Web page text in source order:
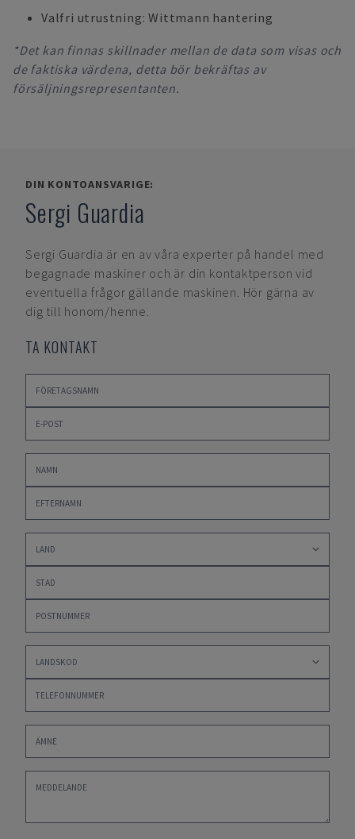
Valfri utrustning: Wittmann hantering
*Det kan finnas skillnader mellan de data som visas och
de faktiska värdena, detta bör bekräftas av
försäljningsrepresentanten.
DIN KONTOANSVARIGE:
Sergi Guardia
Sergi Guardia är en av våra experter på handel med
begagnade maskiner och är din kontaktperson vid
eventuella frågor gällande maskinen. Hör gärna av
dig till honom/henne.
TA KONTAKT